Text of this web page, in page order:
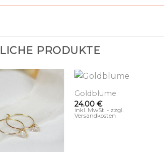
PRODUKTE
+
Goldblume
24.00 €
inkl. MwSt. - zzgl.
Versandkosten